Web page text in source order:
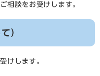
相談をお受けします。
）
けします。